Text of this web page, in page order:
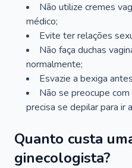
Não utilize cremes
médico;
Evite ter relações
Não faça duchas
normalmente;
Esvazie a bexiga
Não se preocupe
precisa se depilar para ir
Quanto custa
ginecologista?